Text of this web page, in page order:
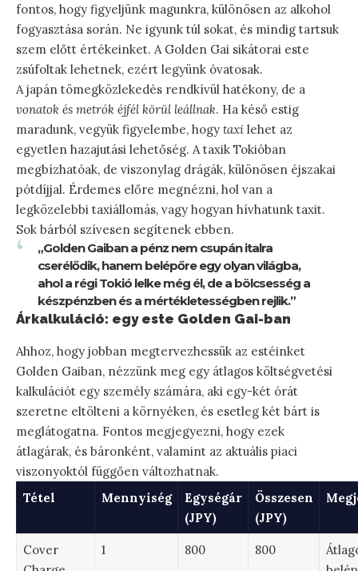
fontos, hogy figyeljünk magunkra, különösen az alkohol
fogyasztása során. Ne igyunk túl sokat, és mindig tartsuk
szem előtt értékeinket. A Golden Gai sikátorai este
zsúfoltak lehetnek, ezért legyünk óvatosak.
A japán tömegközlekedés rendkívül hatékony, de a
vonatok és metrók éjfél körül leállnak. Ha késő estig
maradunk, vegyük figyelembe, hogy taxi lehet az
egyetlen hazajutási lehetőség. A taxik Tokióban
megbízhatóak, de viszonylag drágák, különösen éjszakai
pótdíjjal. Érdemes előre megnézni, hol van a
legközelebbi taxiállomás, vagy hogyan hívhatunk taxit.
Sok bárból szívesen segítenek ebben.
„Golden Gaiban a pénz nem csupán italra
cserélődik, hanem belépőre egy olyan világba,
ahol a régi Tokió lelke még él, de a bölcsesség a
készpénzben és a mértékletességben rejlik.”
Árkalkuláció: egy este Golden Gai-ban
Ahhoz, hogy jobban megtervezhessük az estéinket
Golden Gaiban, nézzünk meg egy átlagos költségvetési
kalkulációt egy személy számára, aki egy-két órát
szeretne eltölteni a környéken, és esetleg két bárt is
meglátogatna. Fontos megjegyezni, hogy ezek
átlagárak, és báronként, valamint az aktuális piaci
viszonyoktól függően változhatnak.
Tétel
Mennyiség
Egységár
(JPY)
Összesen
(JPY)
Cover
1 800 800